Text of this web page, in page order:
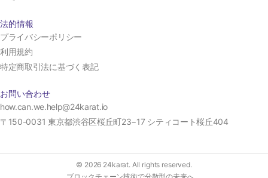
法的情報
プライバシーポリシー
利用規約
特定商取引法に基づく表記
お問い合わせ
how.can.we.help@24karat.io
〒150-0031 東京都渋谷区桜丘町23−17 シティコート桜丘404
© 2026 24karat. All rights reserved.